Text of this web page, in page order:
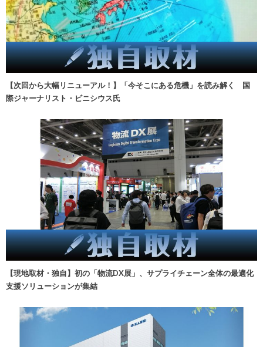
【次回から大幅リニューアル！】「今そこにある危機」を読み解く 国
際ジャーナリスト・ビニシウス氏
【現地取材・独自】初の「物流DX展」、サプライチェーン全体の最適化
支援ソリューションが集結